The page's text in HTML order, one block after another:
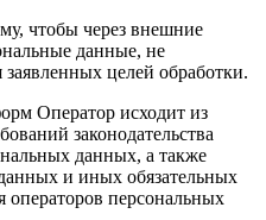
чтобы через внешние
данные, не
целей обработки.
Оператор исходит из
законодательства
данных, а также
и иных обязательных
операторов персональных